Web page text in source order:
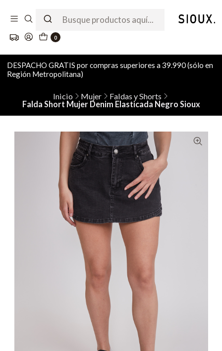
0
DESPACHO GRATIS por compras superiores a 39.990 (sólo en
Región Metropolitana)
Inicio Mujer
Faldas y Shorts
Falda Short Mujer Denim Elasticada Negro Sioux